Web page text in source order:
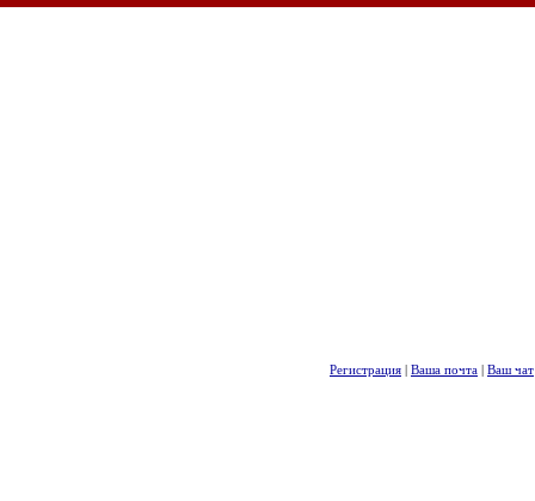
Регистрация | Ваша почта | Ваш чат